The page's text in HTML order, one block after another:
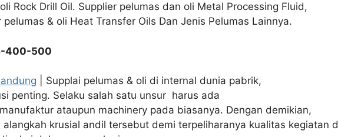
Rock Drill Oil. Supplier pelumas dan oli Metal Processing Fluid,
& oli Heat Transfer Oils Dan Jenis Pelumas Lainnya.
400-500
| Supplai pelumas & oli di internal dunia pabrik,
penting. Selaku salah satu unsur harus ada
ataupun machinery pada biasanya. Dengan demikian,
krusial andil tersebut demi terpeliharanya kualitas kegiatan d